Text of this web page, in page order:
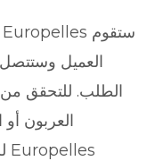
العميل
الطلب. للتحقق
العربون
Europelles للدفع، سيتم التحقق من صحة الطلب.